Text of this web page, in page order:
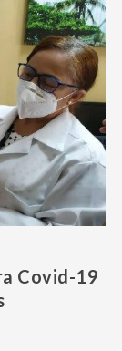
Covid-19